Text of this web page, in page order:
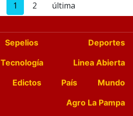
1 2 última
Sepelios
Deportes
Tecnología
Linea Abierta
Edictos País
Mundo
Agro La Pampa